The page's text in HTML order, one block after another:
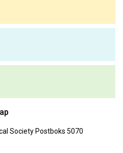
Society Postboks 5070